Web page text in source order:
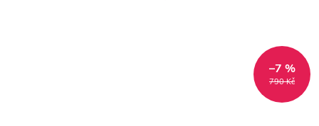
790 Kč
–7 %